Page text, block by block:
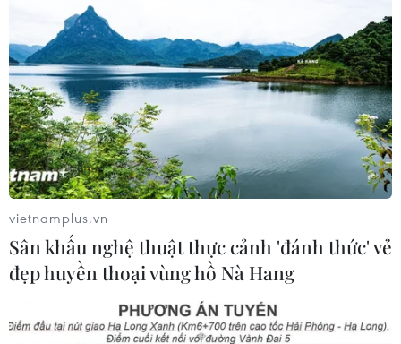
CƠ QUAN CHỦ QUẢN: THÔNG TẤN XÃ VIỆT NAM
Tổng Biên tập: TRẦN TIẾN DUẨN
Phó Tổng Biên tập: NGUYỄN THỊ TÁM, KHÚC THANH
THỦY
Sở hữu trí tuệ
RSS
Hỗ trợ
Dịch vụ tin
Quảng cáo
vietnamplus.vn
Sân khấu nghệ thuật thực cảnh 'đánh thức' vẻ
đẹp huyền thoại vùng hồ Nà Hang